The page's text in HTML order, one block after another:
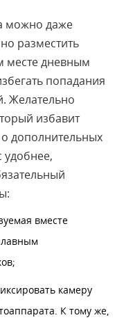
можно даже
разместить
месте дневным
попадания
Желательно
избавит
дополнительных
удобнее,
вместе
камеру
К тому же,